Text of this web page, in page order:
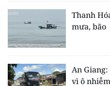
Thanh
mưa, bão
An
vì ô